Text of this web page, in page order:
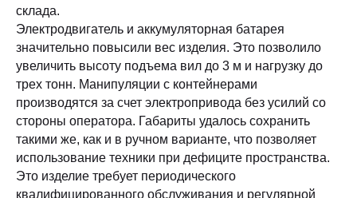
склада.
Электродвигатель и аккумуляторная батарея
значительно повысили вес изделия. Это позволило
увеличить высоту подъема вил до 3 м и нагрузку до
трех тонн. Манипуляции с контейнерами
производятся за счет электропривода без усилий со
стороны оператора. Габариты удалось сохранить
такими же, как и в ручном варианте, что позволяет
использование техники при дефиците пространства.
Это изделие требует периодического
квалифицированного обслуживания и регулярной